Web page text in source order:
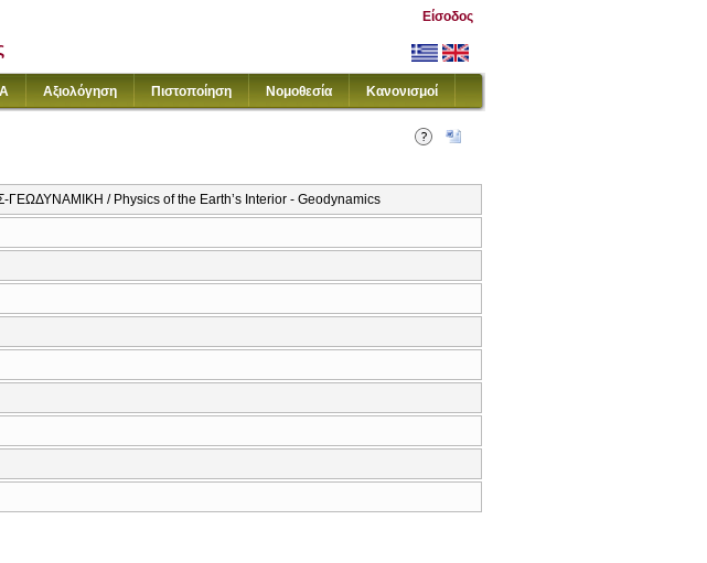
Είσοδος
Αξιολόγηση Πιστοποίηση Νομοθεσία Κανονισμοί
/ Physics of the Earth’s Interior - Geodynamics